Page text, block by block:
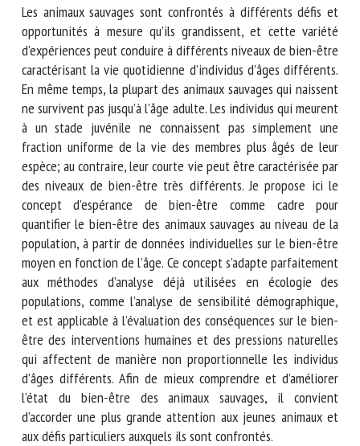
Les animaux sauvages sont confrontés à différents défis et
opportunités à mesure qu’ils grandissent, et cette variété
d’expériences peut conduire à différents niveaux de bien-
être caractérisant la vie quotidienne d’individus d’âges
différents. En même temps, la plupart des animaux sauvages
qui naissent ne survivent pas jusqu’à l’âge adulte. Les
individus qui meurent à un stade juvénile ne connaissent
pas simplement une fraction uniforme de la vie des
membres plus âgés de leur espèce; au contraire, leur courte
vie peut être caractérisée par des niveaux de bien-être très
différents. Je propose ici le concept d’espérance de bien-
être comme cadre pour quantifier le bien-être des animaux
sauvages au niveau de la population, à partir de données
individuelles sur le bien-être moyen en fonction de l’âge.
Ce concept s’adapte parfaitement aux méthodes d’analyse
déjà utilisées en écologie des populations, comme l’analyse
de sensibilité démographique, et est applicable à
l’évaluation des conséquences sur le bien-être des
interventions humaines et des pressions naturelles qui
affectent de manière non proportionnelle les individus
d’âges différents. Afin de mieux comprendre et d’améliorer
l’état du bien-être des animaux sauvages, il convient
d’accorder une plus grande attention aux jeunes animaux et
Organisme *
E-mail *
En soumettant ce formulaire, j'accepte que les
informations saisies soient utilisées dans le cadre de la
relation avec le CNR BEA. *
Les champs suivis de * sont obligatoires